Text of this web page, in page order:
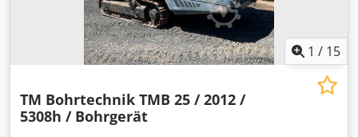
1 / 15
TM Bohrtechnik TMB 25 / 2012 /
5308h / Bohrgerät